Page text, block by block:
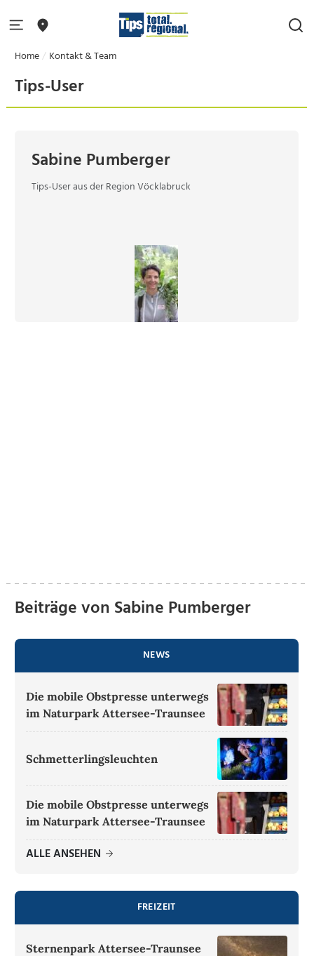
Home Kontakt & Team
Tips-User
Sabine Pumberger
Tips-User aus der Region Vöcklabruck
Beiträge von Sabine Pumberger
NEWS
Die mobile Obstpresse unterwegs
im Naturpark Attersee-Traunsee
Schmetterlingsleuchten
Die mobile Obstpresse unterwegs
im Naturpark Attersee-Traunsee
ALLE ANSEHEN
FREIZEIT
Sternenpark Attersee-Traunsee